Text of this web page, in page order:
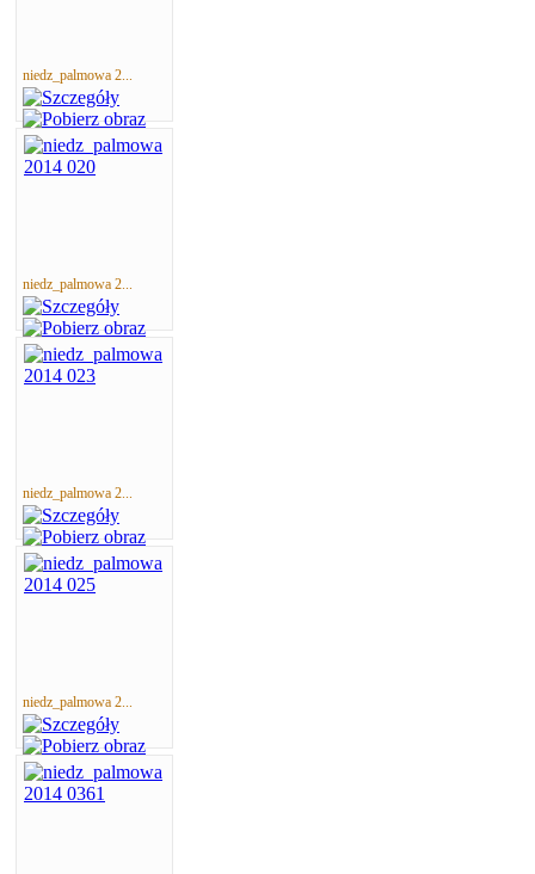
niedz_palmowa 2...
niedz_palmowa 2...
niedz_palmowa 2...
niedz_palmowa 2...